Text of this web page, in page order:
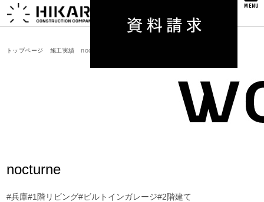
MENU
トップページ 施工実績 nocturne
nocturne
#兵庫#1階リビング#ビルトインガレージ#2階建て